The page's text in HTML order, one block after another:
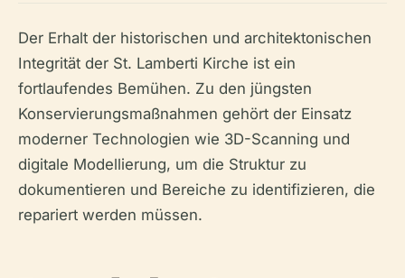
Der Erhalt der historischen und architektonischen
Integrität der St. Lamberti Kirche ist ein
fortlaufendes Bemühen. Zu den jüngsten
Konservierungsmaßnahmen gehört der Einsatz
moderner Technologien wie 3D-Scanning und
digitale Modellierung, um die Struktur zu
dokumentieren und Bereiche zu identifizieren, die
repariert werden müssen.